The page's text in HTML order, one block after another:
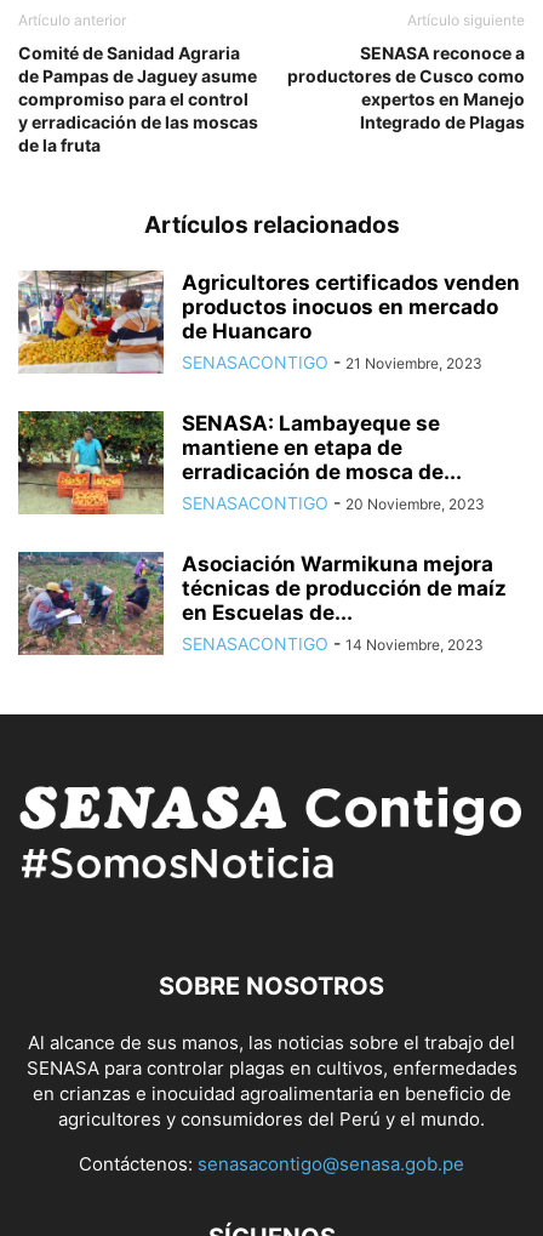
Artículo anterior
Comité de Sanidad Agraria
de Pampas de Jaguey asume
compromiso para el control
y erradicación de las moscas
de la fruta
Artículo siguiente
SENASA reconoce a
productores de Cusco como
expertos en Manejo
Integrado de Plagas
Artículos relacionados
Agricultores certificados venden
productos inocuos en mercado
de Huancaro
SENASACONTIGO - 21 Noviembre, 2023
SENASA: Lambayeque se
mantiene en etapa de
erradicación de mosca de...
SENASACONTIGO - 20 Noviembre, 2023
Asociación Warmikuna mejora
técnicas de producción de maíz
en Escuelas de...
SENASACONTIGO - 14 Noviembre, 2023
SOBRE NOSOTROS
Al alcance de sus manos, las noticias sobre el trabajo del
SENASA para controlar plagas en cultivos, enfermedades
en crianzas e inocuidad agroalimentaria en beneficio de
agricultores y consumidores del Perú y el mundo.
Contáctenos: senasacontigo@senasa.gob.pe